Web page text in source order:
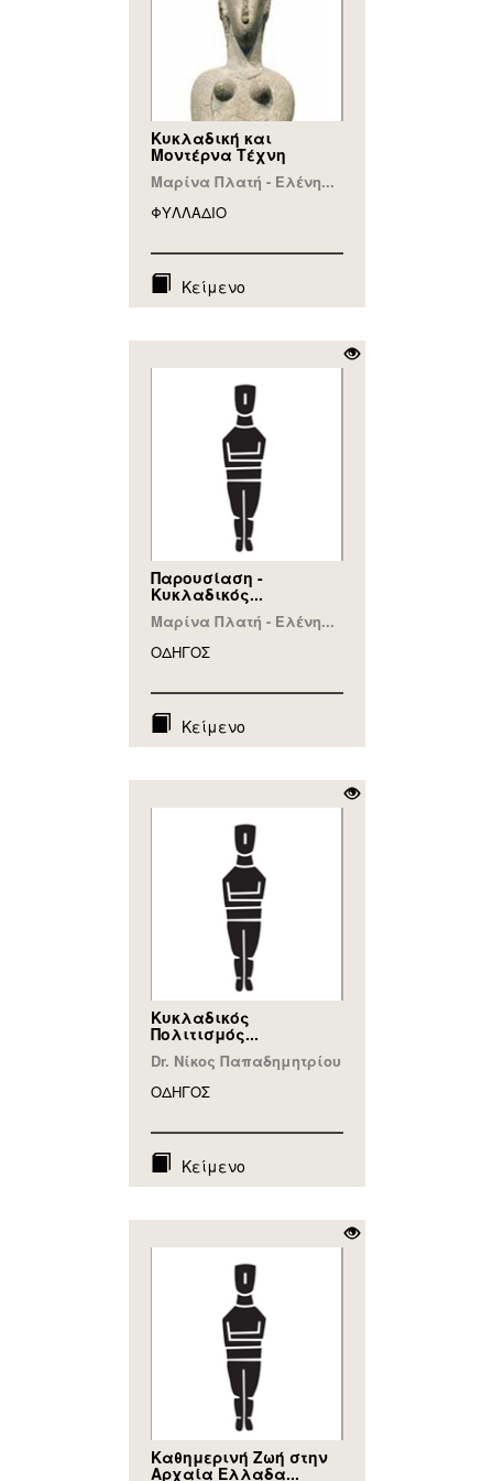
Κυκλαδική και
Μοντέρνα Τέχνη
Μαρίνα Πλατή - Ελένη...
ΦΥΛΛAΔΙΟ
Κείμενο
Παρουσίαση -
Κυκλαδικός...
Μαρίνα Πλατή - Ελένη...
ΟΔΗΓΟΣ
Κείμενο
Κυκλαδικός
Πολιτισμός...
Dr. Νίκος Παπαδημητρίου
ΟΔΗΓΟΣ
Κείμενο
Καθημερινή Ζωή στην
Αρχαία Ελλαδα...